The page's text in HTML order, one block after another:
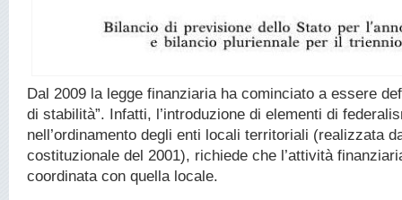
Dal 2009 la legge finanziaria ha cominciato a essere
di stabilità”. Infatti, l’introduzione di elementi di
nell’ordinamento degli enti locali territoriali (realizzata
costituzionale del 2001), richiede che l’attività
coordinata con quella locale.